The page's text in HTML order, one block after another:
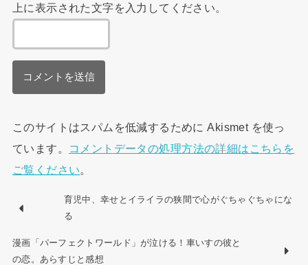
上に表示された文字を入力してください。
このサイトはスパムを低減するために Akismet を使っ
ています。
コメントデータの処理方法の詳細はこちらを
ご覧ください
育児中、幸せとイライラの狭間で心がぐちゃぐちゃにな
る
漫画「パーフェクトワールド」が泣ける！車いすの彼と
の恋。あらすじと感想